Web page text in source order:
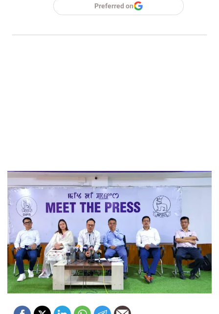
Preferred on